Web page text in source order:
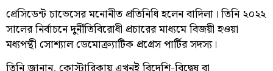
প্রেসিডেন্ট চাভেসের মনোনীত প্রতিনিধি হলেন বাদিলা। তিনি ২০২২
সালের নির্বাচনে দুর্নীতিবিরোধী প্রচারের মাধ্যমে বিজয়ী হওয়া
মধ্যপন্থী সোশ্যাল ডেমোক্র্যাটিক প্রগ্রেস পার্টির সদস্য।